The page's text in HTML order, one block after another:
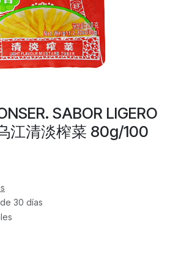
SABOR LIGERO
江清淡榨菜 80g/100
30 días